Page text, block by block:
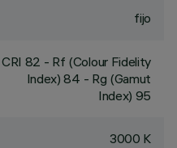
fijo
CRI 82 - Rf (Colour Fidelity
Index) 84 - Rg (Gamut
Index) 95
3000 K